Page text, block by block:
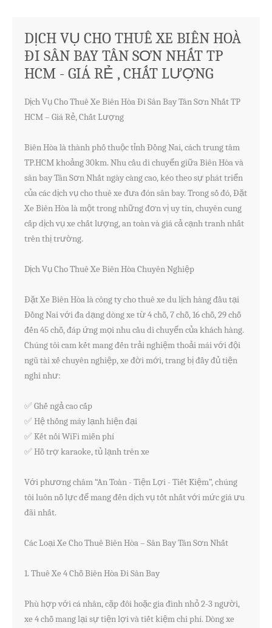
DỊCH VỤ CHO THUÊ XE BIÊN HOÀ
ĐI SÂN BAY TÂN SƠN NHẤT TP
HCM - GIÁ RẺ , CHẤT LƯỢNG
Dịch Vụ Cho Thuê Xe Biên Hòa Đi Sân Bay Tân Sơn Nhất TP
HCM – Giá Rẻ, Chất Lượng
Biên Hòa là thành phố thuộc tỉnh Đồng Nai, cách trung tâm
TP.HCM khoảng 30km. Nhu cầu di chuyển giữa Biên Hòa và
sân bay Tân Sơn Nhất ngày càng cao, kéo theo sự phát triển
của các dịch vụ cho thuê xe đưa đón sân bay. Trong số đó, Đặt
Xe Biên Hòa là một trong những đơn vị uy tín, chuyên cung
cấp dịch vụ xe chất lượng, an toàn và giá cả cạnh tranh nhất
trên thị trường.
Dịch Vụ Cho Thuê Xe Biên Hòa Chuyên Nghiệp
Đặt Xe Biên Hòa là công ty cho thuê xe du lịch hàng đầu tại
Đồng Nai với đa dạng dòng xe từ 4 chỗ, 7 chỗ, 16 chỗ, 29 chỗ
đến 45 chỗ, đáp ứng mọi nhu cầu di chuyển của khách hàng.
Chúng tôi cam kết mang đến trải nghiệm thoải mái với đội
ngũ tài xế chuyên nghiệp, xe đời mới, trang bị đầy đủ tiện
nghi như:
✅ Ghế ngả cao cấp
✅ Hệ thống máy lạnh hiện đại
✅ Kết nối WiFi miễn phí
✅ Hỗ trợ karaoke, tủ lạnh trên xe
Với phương châm “An Toàn - Tiện Lợi - Tiết Kiệm”, chúng
tôi luôn nỗ lực để mang đến dịch vụ tốt nhất với mức giá ưu
đãi nhất.
Các Loại Xe Cho Thuê Biên Hòa – Sân Bay Tân Sơn Nhất
1. Thuê Xe 4 Chỗ Biên Hòa Đi Sân Bay
Phù hợp với cá nhân, cặp đôi hoặc gia đình nhỏ 2-3 người,
xe 4 chỗ mang lại sự tiện lợi và tiết kiệm chi phí. Dòng xe